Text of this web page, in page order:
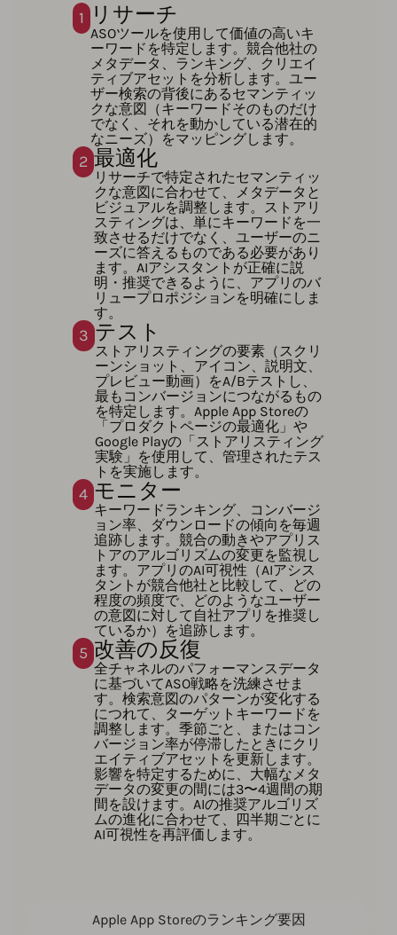
Apple App Storeのランキング要因
1 リサーチ
ASOツールを使用して価値の高いキ
ーワードを特定します。競合他社の
メタデータ、ランキング、クリエイ
ティブアセットを分析します。ユー
ザー検索の背後にあるセマンティッ
クな意図（キーワードそのものだけ
でなく、それを動かしている潜在的
なニーズ）をマッピングします。
2 最適化
リサーチで特定されたセマンティッ
クな意図に合わせて、メタデータと
ビジュアルを調整します。ストアリ
スティングは、単にキーワードを一
致させるだけでなく、ユーザーのニ
ーズに答えるものである必要があり
ます。AIアシスタントが正確に説
明・推奨できるように、アプリのバ
リュープロポジションを明確にしま
す。
3 テスト
ストアリスティングの要素（スクリ
ーンショット、アイコン、説明文、
プレビュー動画）をA/Bテストし、
最もコンバージョンにつながるもの
を特定します。Apple App Storeの
「プロダクトページの最適化」や
Google Playの「ストアリスティング
実験」を使用して、管理されたテス
トを実施します。
4 モニター
キーワードランキング、コンバージ
ョン率、ダウンロードの傾向を毎週
追跡します。競合の動きやアプリス
トアのアルゴリズムの変更を監視し
ます。アプリのAI可視性（AIアシス
タントが競合他社と比較して、どの
程度の頻度で、どのようなユーザー
の意図に対して自社アプリを推奨し
ているか）を追跡します。
5 改善の反復
全チャネルのパフォーマンスデータ
に基づいてASO戦略を洗練させま
す。検索意図のパターンが変化する
につれて、ターゲットキーワードを
調整します。季節ごと、またはコン
バージョン率が停滞したときにクリ
エイティブアセットを更新します。
影響を特定するために、大幅なメタ
データの変更の間には3〜4週間の期
間を設けます。AIの推奨アルゴリズ
ムの進化に合わせて、四半期ごとに
AI可視性を再評価します。